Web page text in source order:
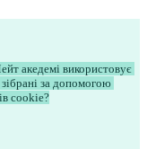
акедемі використовує
зібрані за допомогою
cookie?